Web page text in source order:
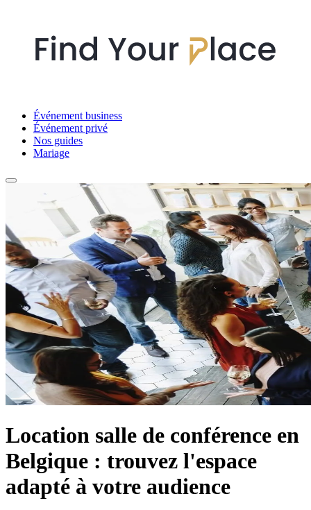
Événement business
Événement privé
Nos guides
Mariage
Location salle de conférence en
Belgique : trouvez l'espace
adapté à votre audience